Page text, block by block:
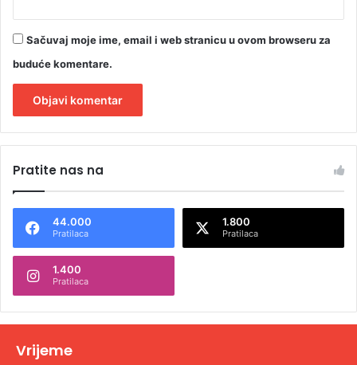
Sačuvaj moje ime, email i web stranicu u ovom browseru za
buduće komentare.
t
n
t
v
Pratite nas na
44.000
Pratilaca
1.800
Pratilaca
1.400
Pratilaca
Vrijeme